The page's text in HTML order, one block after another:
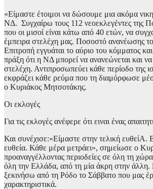
«Είμαστε έτοιμοι να δώσουμε μια ακόμα
ΝΔ. Συγχαίρω τους 112 νεοεκλεγέντες της
που οι μισοί είναι κάτω από 40 ετών, να
έμπειρα στελέχη μας. Ποσοστό ανανέωσης
Επιτροπή εγγυάται το αύριο του κόμματος
πράξη ότι η ΝΔ μπορεί να ανανεώνεται και
στελέχη. Αντιπροσωπεύει κάθε περίοδο της
εκφράζει κάθε ρεύμα που τη διαμόρφωσε
ο Κυριάκος Μητσοτάκης.
Οι εκλογές
Για τις εκλογές ανέφερε ότι ειναι ένας
Και συνέχισε:«Είμαστε στην τελική ευθείΑ.
ευθεία. Κάθε μέρα μετράει», σημείωσε ο
προαναγγέλλοντας περιοδείες σε όλη τη
όλη την Ελλάδα, από τη μία άκρη στην
ξεκινήσω από τη Ρόδο το Σάββατο που μας
χαρακτηριστικά.